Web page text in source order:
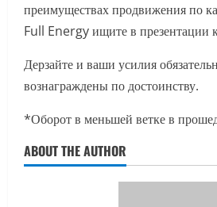
преимуществах продвижения по
Full Energy ищите в презентации
Дерзайте и ваши усилия
вознаграждены по достоинству.
*Оборот в меньшей ветке в
ABOUT THE AUTHOR